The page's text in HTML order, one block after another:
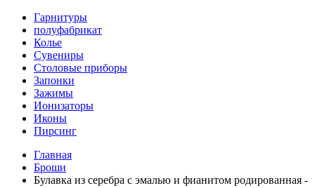
Гарнитуры
полуфабрикат
Колье
Сувениры
Столовые приборы
Запонки
Зажимы
Ионизаторы
Иконы
Пирсинг
Главная
Броши
Булавка из серебра с эмалью и фианитом родированная -